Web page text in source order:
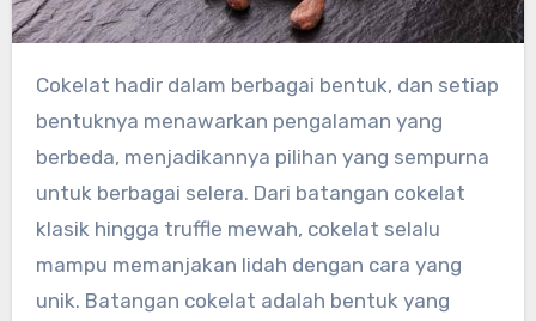
Cokelat hadir dalam berbagai bentuk, dan setiap
bentuknya menawarkan pengalaman yang
berbeda, menjadikannya pilihan yang sempurna
untuk berbagai selera. Dari batangan cokelat
klasik hingga truffle mewah, cokelat selalu
mampu memanjakan lidah dengan cara yang
unik. Batangan cokelat adalah bentuk yang